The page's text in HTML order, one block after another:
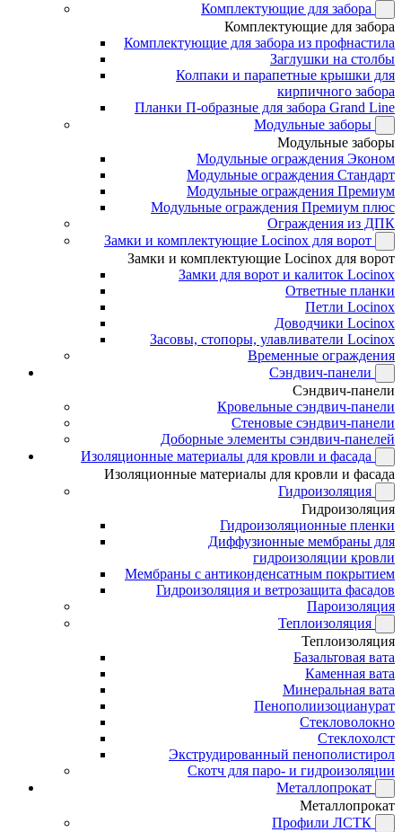
Комплектующие для забора
Комплектующие для забора
Комплектующие для забора из профнастила
Заглушки на столбы
Колпаки и парапетные крышки для
кирпичного забора
Планки П-образные для забора Grand Line
Модульные заборы
Модульные заборы
Модульные ограждения Эконом
Модульные ограждения Стандарт
Модульные ограждения Премиум
Модульные ограждения Премиум плюс
Ограждения из ДПК
Замки и комплектующие Locinox для ворот
Замки и комплектующие Locinox для ворот
Замки для ворот и калиток Locinox
Ответные планки
Петли Locinox
Доводчики Locinox
Засовы, стопоры, улавливатели Locinox
Временные ограждения
Сэндвич-панели
Сэндвич-панели
Кровельные сэндвич-панели
Стеновые сэндвич-панели
Доборные элементы сэндвич-панелей
Изоляционные материалы для кровли и фасада
Изоляционные материалы для кровли и фасада
Гидроизоляция
Гидроизоляция
Гидроизоляционные пленки
Диффузионные мембраны для
гидроизоляции кровли
Мембраны с антиконденсатным покрытием
Гидроизоляция и ветрозащита фасадов
Пароизоляция
Теплоизоляция
Теплоизоляция
Базальтовая вата
Каменная вата
Минеральная вата
Пенополиизоцианурат
Стекловолокно
Стеклохолст
Экструдированный пенополистирол
Скотч для паро- и гидроизоляции
Металлопрокат
Металлопрокат
Профили ЛСТК